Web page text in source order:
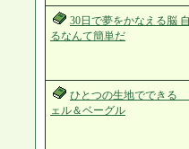
30日で夢をかなえる脳
るなんて簡単だ
ひとつの生地でできる
ェル＆ベーグル